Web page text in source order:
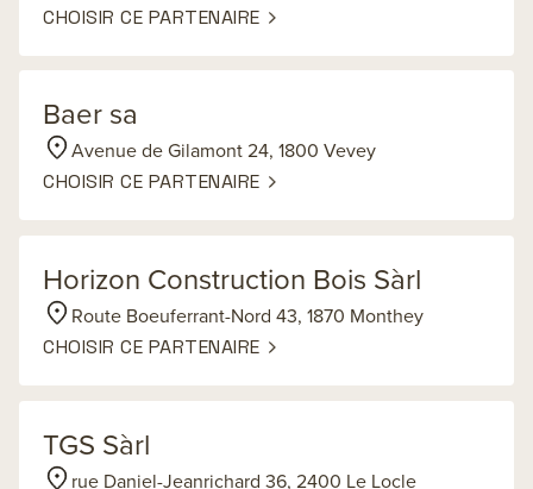
CHOISIR CE PARTENAIRE
Baer sa
Avenue de Gilamont 24, 1800 Vevey
CHOISIR CE PARTENAIRE
Horizon Construction Bois Sàrl
Route Boeuferrant-Nord 43, 1870 Monthey
CHOISIR CE PARTENAIRE
TGS Sàrl
rue Daniel-Jeanrichard 36, 2400 Le Locle